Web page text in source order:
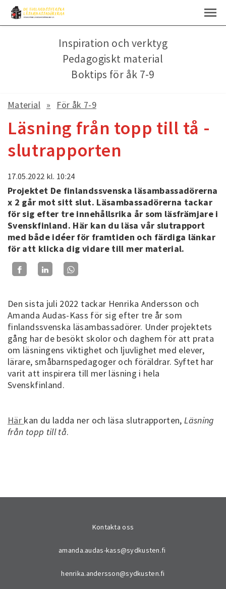
Material För åk 7-9
Inspiration och verktyg
Pedagogiskt material
Boktips för åk 7-9
Läsning från topp till tå -
slutrapporten
17.05.2022 kl. 10:24
Projektet De finlandssvenska läsambassadörerna
x 2 går mot sitt slut. Läsambassadörerna tackar
för sig efter tre innehållsrika år som läsfrämjare i
Svenskfinland. Här kan du läsa vår slutrapport
med både idéer för framtiden och färdiga länkar
för att klicka dig vidare till mer material.
Den sista juli 2022 tackar Henrika Andersson och
Amanda Audas-Kass för sig efter tre år som
finlandssvenska läsambassadörer. Under projektets
gång har de besökt skolor och daghem för att prata
om läsningens viktighet och ljuvlighet med elever,
lärare, småbarnspedagoger och föräldrar. Syftet har
varit att inspirera till mer läsning i hela
Svenskfinland.
Här kan du ladda ner och läsa slutrapporten, Läsning
från topp till tå.
Kontakta oss
amanda.audas-kass@sydkusten.fi
henrika.andersson@sydkusten.fi